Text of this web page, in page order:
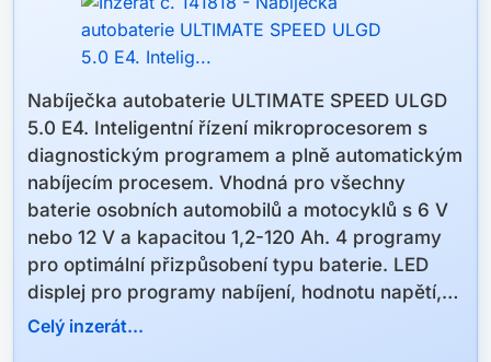
výškově nastavitelné sedadlo řidiče
mlhovky
CD přehrávač
dělená zadní sedadla
tónovaná skla
VIN: FM6FM6BB003NNSTVR27MM62
Nabíječka autobaterie ULTIMATE SPEED ULGD
5.0 E4. Inteligentní řízení mikroprocesorem s
diagnostickým programem a plně automatickým
nabíjecím procesem. Vhodná pro všechny
baterie osobních automobilů a motocyklů s 6 V
nebo 12 V a kapacitou 1,2-120 Ah. 4 programy
pro optimální přizpůsobení typu baterie. LED
displej pro programy nabíjení, hodnotu napětí,
stav nabíjení, varování před přepólováním a
Celý inzerát...